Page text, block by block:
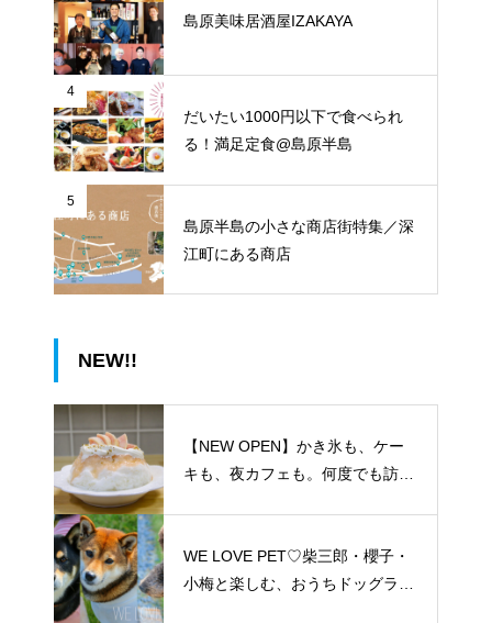
島原美味居酒屋IZAKAYA
4
だいたい1000円以下で食べられ
る！満足定食@島原半島
5
島原半島の小さな商店街特集／深
江町にある商店
NEW!!
【NEW OPEN】かき氷も、ケー
キも、夜カフェも。何度でも訪れ
WE LOVE PET♡柴三郎・櫻子・
小梅と楽しむ、おうちドッグラン